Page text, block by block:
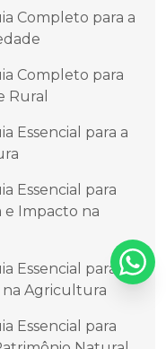
Completo para a
Completo para
Rural
Essencial para a
Essencial para
e Impacto na
Essencial para
Agricultura
Essencial para